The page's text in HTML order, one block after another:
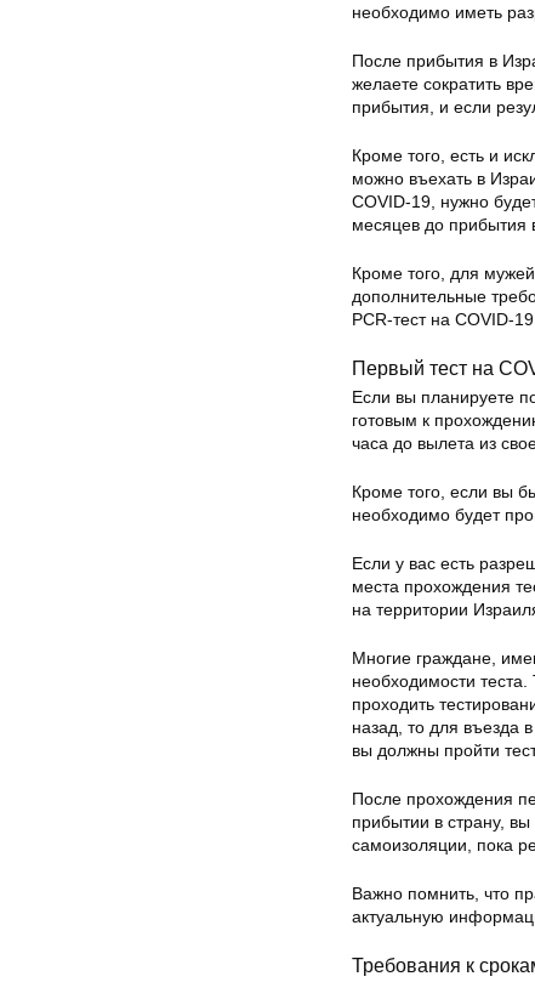
необходимо иметь
После прибытия в
желаете сократить
прибытия, и если
Кроме того, есть и
можно въехать в
COVID-19, нужно
месяцев до прибытия
Кроме того, для
дополнительные
PCR-тест на COVID-
Первый тест на
Если вы планируете
готовым к
часа до вылета из
Кроме того, если вы
необходимо будет
Если у вас есть
места прохождения
на территории
Многие граждане,
необходимости
проходить
назад, то для въезда
вы должны пройти
После прохождения
прибытии в страну,
самоизоляции, пока
Важно помнить, что
актуальную
Требования к